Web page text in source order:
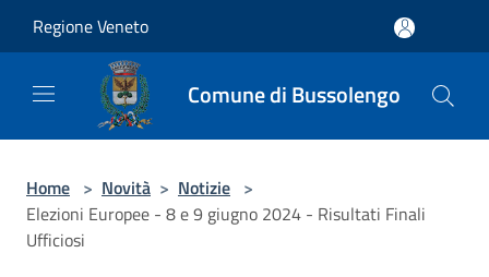
Regione Veneto
Comune di Bussolengo
Home > Novità > Notizie >
Elezioni Europee - 8 e 9 giugno 2024 - Risultati Finali
Ufficiosi